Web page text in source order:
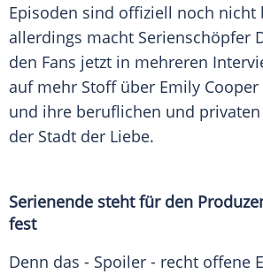
Episoden sind offiziell noch nicht
allerdings macht Serienschöpfer
den Fans jetzt in mehreren
auf mehr Stoff über Emily Cooper
und ihre beruflichen und
der Stadt der Liebe.
Serienende steht für den
fest
Denn das - Spoiler - recht offene